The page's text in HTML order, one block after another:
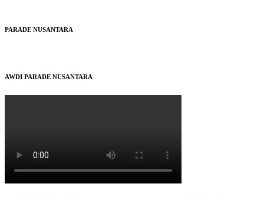
PARADE NUSANTARA
AWDI PARADE NUSANTARA